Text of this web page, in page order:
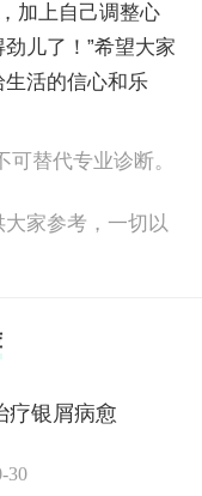
加上自己调整心
儿了！”希望大家
活的信心和乐
替代专业诊断。
家参考，一切以
疗银屑病愈
30